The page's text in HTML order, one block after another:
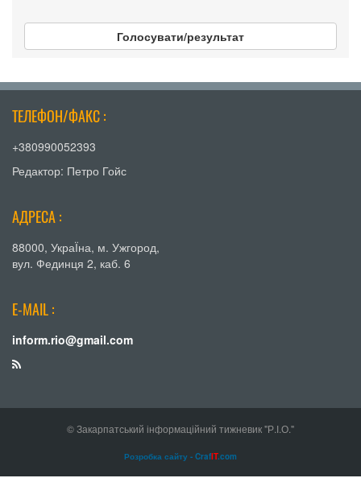
Голосувати/результат
ТЕЛЕФОН/ФАКС :
+380990052393
Редактор: Петро Гойс
АДРЕСА :
88000, УкраЇна, м. Ужгород,
вул. Фединця 2, каб. 6
E-MAIL :
inform.rio@gmail.com
© Закарпатський інформаційний тижневик "Р.І.О."
Розробка сайту - CrafIT.com